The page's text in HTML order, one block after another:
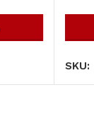
SKU: